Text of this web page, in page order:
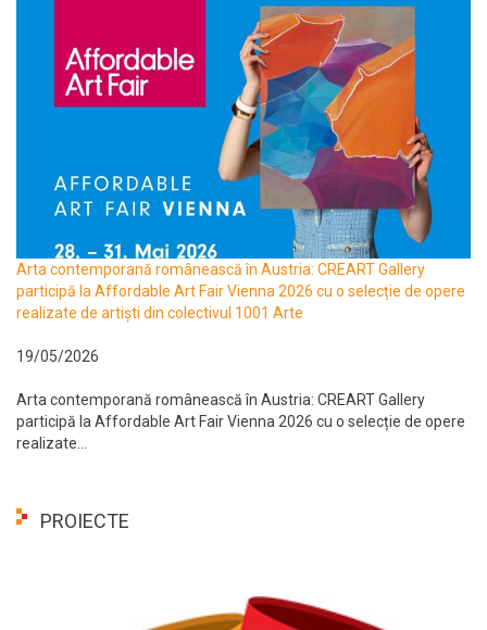
Arta contemporană românească în Austria: CREART Gallery
participă la Affordable Art Fair Vienna 2026 cu o selecție de opere
realizate de artiști din colectivul 1001 Arte
19/05/2026
Arta contemporană românească în Austria: CREART Gallery
participă la Affordable Art Fair Vienna 2026 cu o selecție de opere
realizate...
PROIECTE